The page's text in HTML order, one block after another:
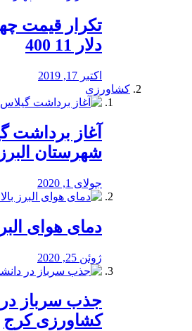
تکرار قیمت
دلار 11 400
اکتبر 17, 2019
کشاورزی
آغاز برداشت
شهرستان البرز
جولای 1, 2020
دمای هوای
ژوئن 25, 2020
جذب سرباز
کشاورزی کرج